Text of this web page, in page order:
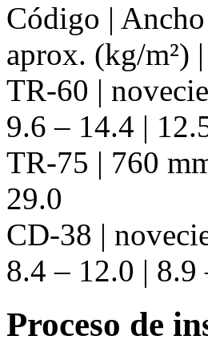
Código |
aprox. (kg/m²)
TR-60 |
9.6 – 14.4 |
TR-75 | 760
29.0
CD-38 |
8.4 – 12.0 | 8.9
Proceso de